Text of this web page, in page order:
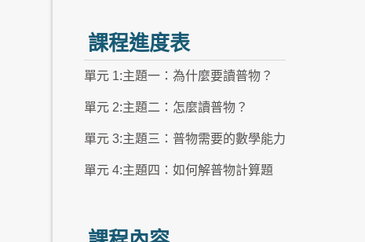
課程進度表
單元 1:主題一：為什麼要讀普物？
單元 2:主題二：怎麼讀普物？
單元 3:主題三：普物需要的數學能力
單元 4:主題四：如何解普物計算題